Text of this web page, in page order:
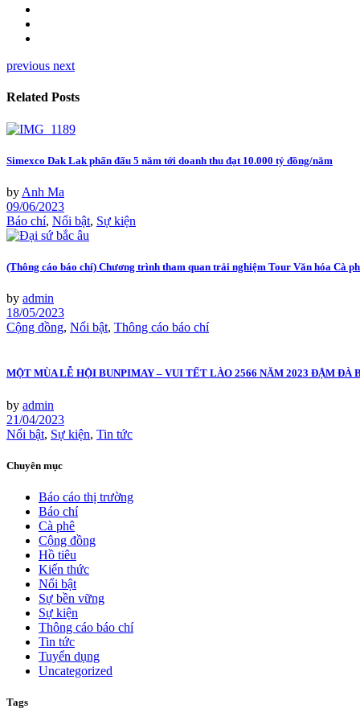
previous next
Related Posts
Simexco Dak Lak phấn đấu 5 năm tới doanh thu đạt 10.000 tỷ đồng/năm
by Anh Ma
09/06/2023
Báo chí, Nổi bật, Sự kiện
(Thông cáo báo chí) Chương trình tham quan trải nghiệm Tour Văn hóa Cà
by admin
18/05/2023
Cộng đồng, Nổi bật, Thông cáo báo chí
MỘT MÙA LỄ HỘI BUNPIMAY – VUI TẾT LÀO 2566 NĂM 2023 ĐẬM ĐÀ
by admin
21/04/2023
Nổi bật, Sự kiện, Tin tức
Chuyên mục
Báo cáo thị trường
Báo chí
Cà phê
Cộng đồng
Hồ tiêu
Kiến thức
Nổi bật
Sự bền vững
Sự kiện
Thông cáo báo chí
Tin tức
Tuyển dụng
Uncategorized
Tags